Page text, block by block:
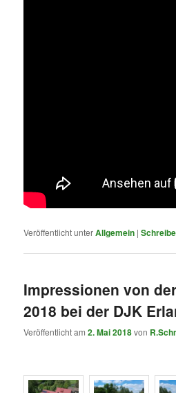
Veröffentlicht unterAllgemein |
Impressionen von
2018 bei der DJK
Veröffentlicht am2. Mai 2018von